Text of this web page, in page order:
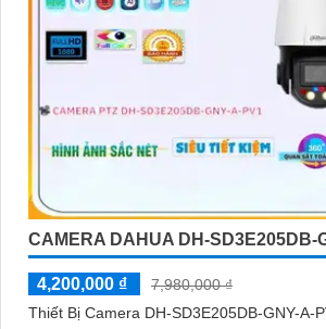
CAMERA DAHUA DH-SD3E205DB-
4,200,000 ₫
7,980,000 ₫
Thiết Bị Camera DH-SD3E205DB-GNY-A-